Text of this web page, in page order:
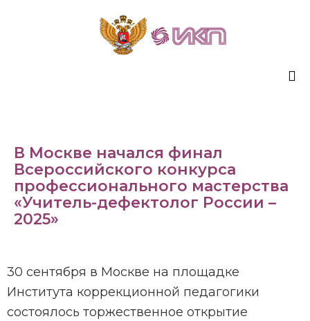
В Москве начался финал
Всероссийского конкурса
профессионального мастерства
«Учитель-дефектолог России –
2025»
30 сентября в Москве на площадке
Института коррекционной педагогики
состоялось торжественное открытие